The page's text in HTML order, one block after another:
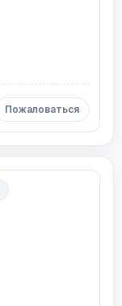
Пожаловаться